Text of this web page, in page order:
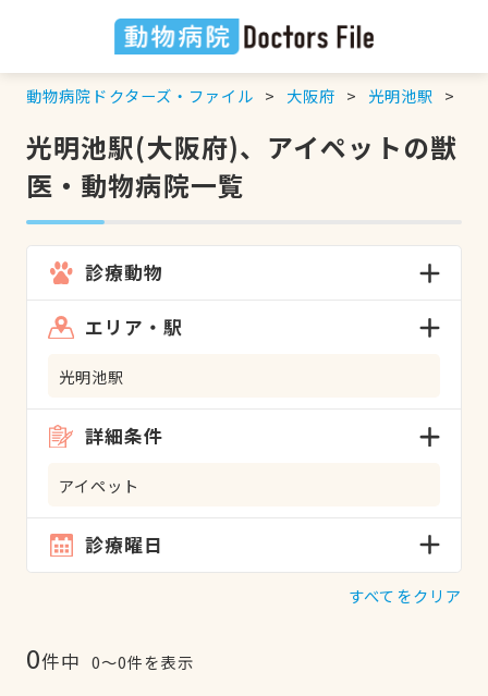
動物病院ドクターズ・ファイル 大阪府 光明池駅
光明池駅(大阪府)、アイペットの獣
医・動物病院一覧
診療動物
エリア・駅
光明池駅
詳細条件
アイペット
診療曜日
すべてをクリア
0件中 0〜0件を表示